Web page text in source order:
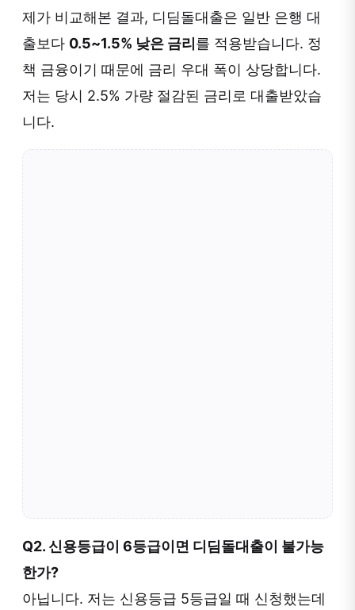
제가 비교해본 결과, 디딤돌대출은 일반 은행 대
출보다 0.5~1.5% 낮은 금리를 적용받습니다. 정
책 금융이기 때문에 금리 우대 폭이 상당합니다.
저는 당시 2.5% 가량 절감된 금리로 대출받았습
니다.
Q2. 신용등급이 6등급이면 디딤돌대출이 불가능
한가?
아닙니다. 저는 신용등급 5등급일 때 신청했는데